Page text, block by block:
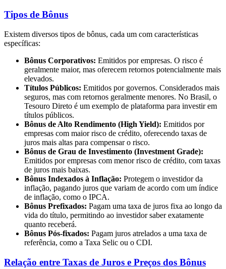
Tipos de Bônus
Existem diversos tipos de bônus, cada um com características
específicas:
Bônus Corporativos: Emitidos por empresas. O risco é
geralmente maior, mas oferecem retornos potencialmente mais
elevados.
Títulos Públicos: Emitidos por governos. Considerados mais
seguros, mas com retornos geralmente menores. No Brasil, o
Tesouro Direto é um exemplo de plataforma para investir em
títulos públicos.
Bônus de Alto Rendimento (High Yield): Emitidos por
empresas com maior risco de crédito, oferecendo taxas de
juros mais altas para compensar o risco.
Bônus de Grau de Investimento (Investment Grade):
Emitidos por empresas com menor risco de crédito, com taxas
de juros mais baixas.
Bônus Indexados à Inflação: Protegem o investidor da
inflação, pagando juros que variam de acordo com um índice
de inflação, como o IPCA.
Bônus Prefixados: Pagam uma taxa de juros fixa ao longo da
vida do título, permitindo ao investidor saber exatamente
quanto receberá.
Bônus Pós-fixados: Pagam juros atrelados a uma taxa de
referência, como a Taxa Selic ou o CDI.
Relação entre Taxas de Juros e Preços dos Bônus